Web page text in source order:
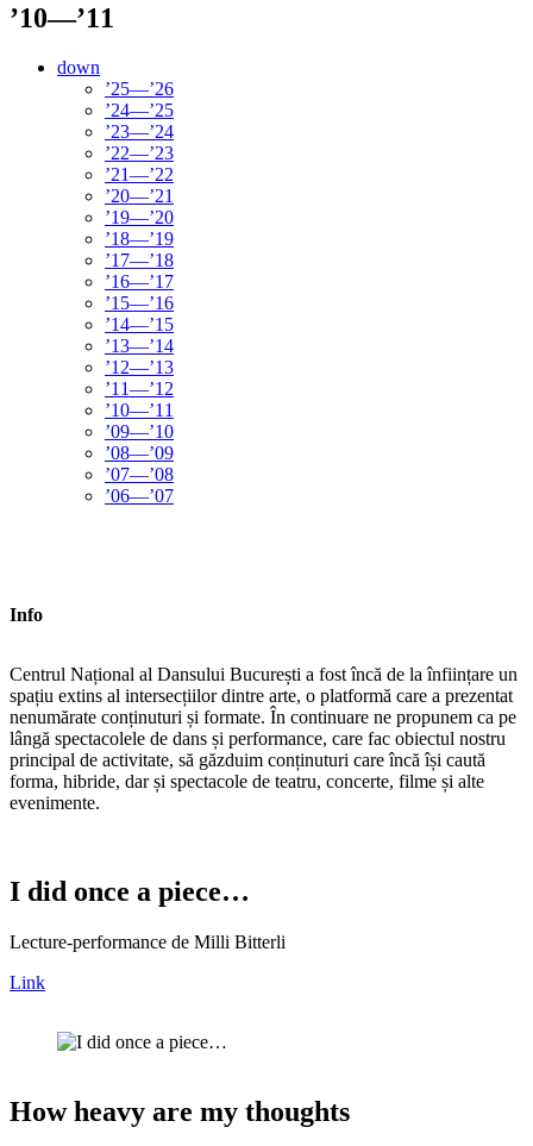
’10—’11
down
’25—’26
’24—’25
’23—’24
’22—’23
’21—’22
’20—’21
’19—’20
’18—’19
’17—’18
’16—’17
’15—’16
’14—’15
’13—’14
’12—’13
’11—’12
’10—’11
’09—’10
’08—’09
’07—’08
’06—’07
Info
Centrul Național al Dansului București a fost încă de la înființare un
spațiu extins al intersecțiilor dintre arte, o platformă care a prezentat
nenumărate conținuturi și formate. În continuare ne propunem ca pe
lângă spectacolele de dans și performance, care fac obiectul nostru
principal de activitate, să găzduim conținuturi care încă își caută
forma, hibride, dar și spectacole de teatru, concerte, filme și alte
evenimente.
I did once a piece…
Lecture-performance de Milli Bitterli
Link
How heavy are my thoughts